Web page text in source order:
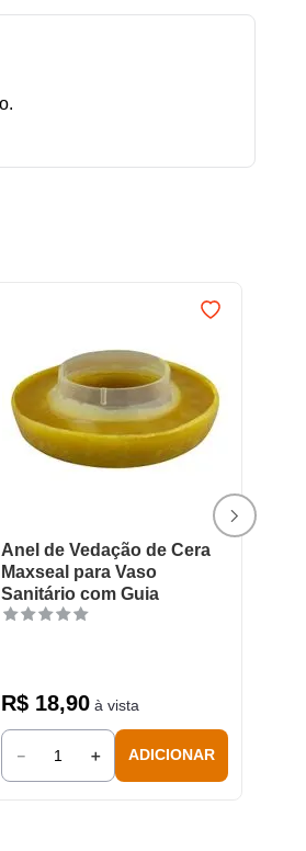
Anel de Vedação de Cera
Maxseal para Vaso
Sanitário com Guia
R$ 18,90 à vista
＋
－ ADICIONAR